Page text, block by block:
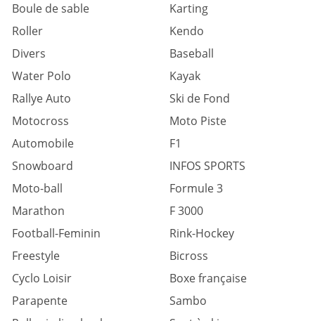
Boule de sable
Karting
Roller
Kendo
Divers
Baseball
Water Polo
Kayak
Rallye Auto
Ski de Fond
Motocross
Moto Piste
Automobile
F1
Snowboard
INFOS SPORTS
Moto-ball
Formule 3
Marathon
F 3000
Football-Feminin
Rink-Hockey
Freestyle
Bicross
Cyclo Loisir
Boxe française
Parapente
Sambo